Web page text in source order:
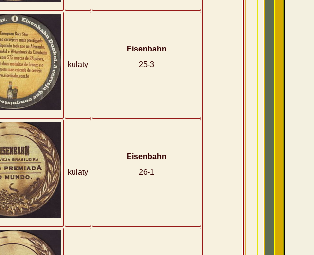
kulaty
Eisenbahn
25-3
kulaty
Eisenbahn
26-1